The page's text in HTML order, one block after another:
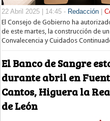
22 Abril 2025 | 14:45 - Redacción |
El Consejo de Gobierno ha
de este martes, la construcción de
Convalecencia y Cuidados
El Banco de Sangre
durante abril en
Cantos, Higuera la
de León